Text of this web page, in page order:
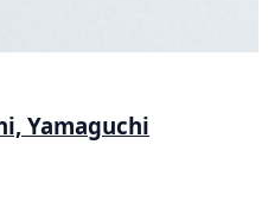
Yamaguchi